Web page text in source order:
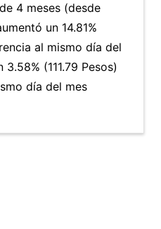
4 meses (desde
un 14.81%
al mismo día del
(111.79 Pesos)
día del mes